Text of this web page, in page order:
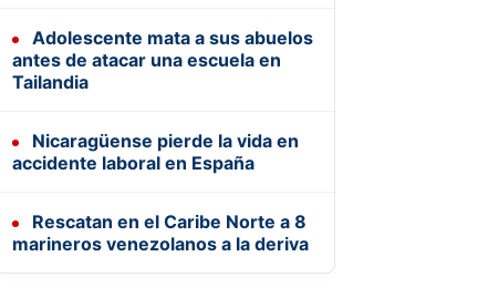
Adolescente mata a sus abuelos
antes de atacar una escuela en
Tailandia
Nicaragüense pierde la vida en
accidente laboral en España
Rescatan en el Caribe Norte a 8
marineros venezolanos a la deriva